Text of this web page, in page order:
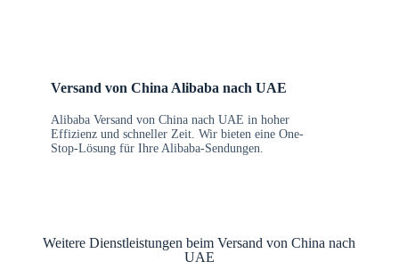
Versand von China Alibaba nach UAE
Alibaba Versand von China nach UAE in hoher
Effizienz und schneller Zeit. Wir bieten eine One-
Stop-Lösung für Ihre Alibaba-Sendungen.
Weitere Dienstleistungen beim Versand von China nach
UAE